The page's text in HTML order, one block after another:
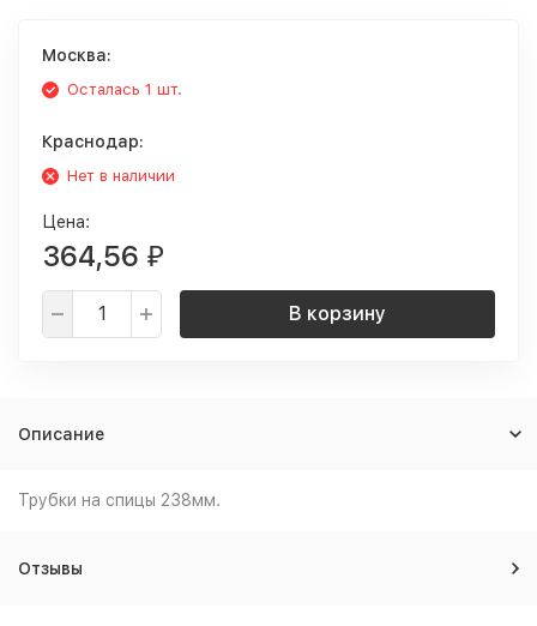
Москва:
Осталась 1 шт.
Краснодар:
Нет в наличии
Цена:
364,56 ₽
В корзину
Описание
Трубки на спицы 238мм.
Отзывы